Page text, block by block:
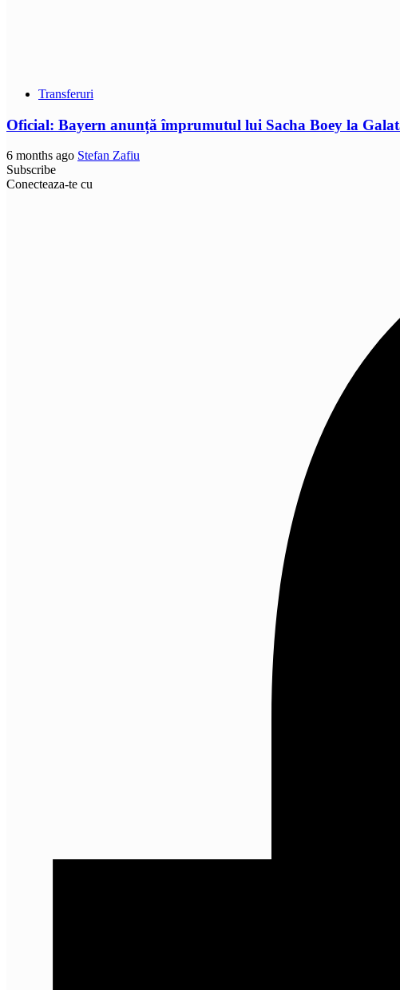
Transferuri
Oficial: Bayern anunță împrumutul lui Sacha Boey la
6 months ago Stefan Zafiu
Subscribe
Conecteaza-te cu